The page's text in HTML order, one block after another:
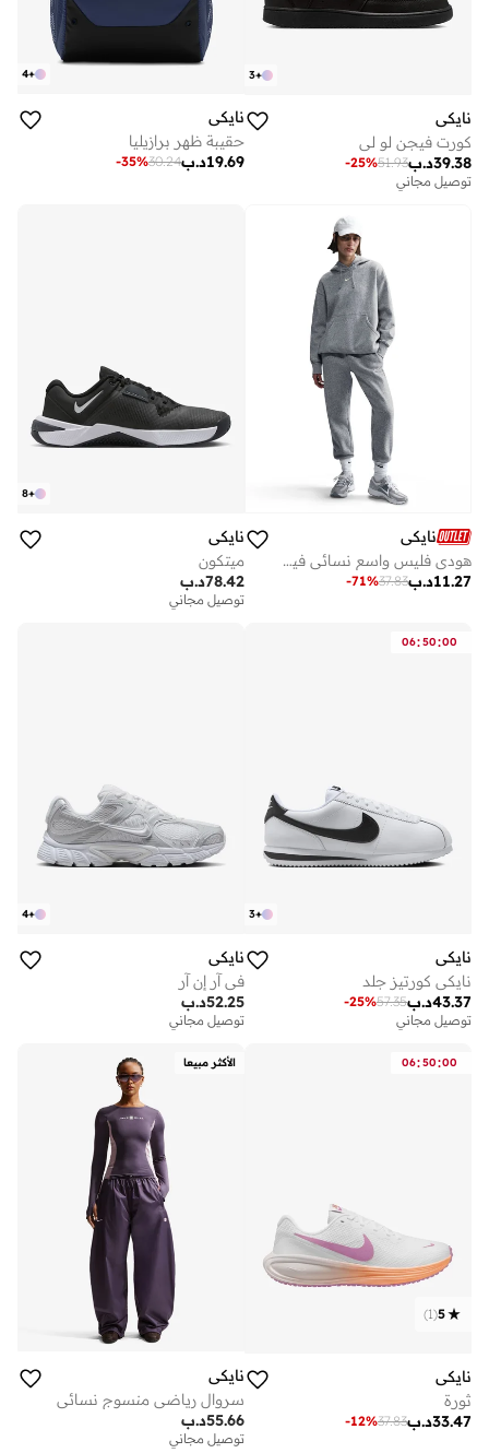
+
3
نايكي
كورت فيجن لو لي
د.ب39.38
51.93
-25%
توصيل مجاني
+
4
نايكي
حقيبة ظهر برازيليا
د.ب19.69
30.24
-35%
نايكي
هودي فليس واسع نسائي فينيكس
د.ب11.27
37.83
-71%
+
8
نايكي
ميتكون
د.ب78.42
توصيل مجاني
06:50:00
+
3
نايكي
نايكي كورتيز جلد
د.ب43.37
57.35
-25%
توصيل مجاني
+
4
نايكي
في آر إن آر
د.ب52.25
توصيل مجاني
06:50:00
5
(
1
)
نايكي
ثورة
د.ب33.47
37.83
-12%
الأكثر مبيعا
نايكي
سروال رياضي منسوج نسائي
د.ب55.66
توصيل مجاني